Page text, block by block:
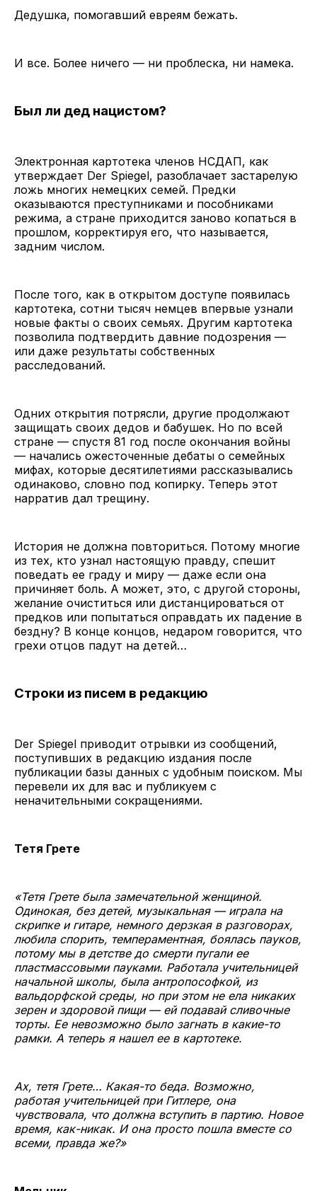
Дедушка, помогавший евреям бежать.
И все. Более ничего — ни проблеска, ни намека.
Был ли дед нацистом?
Электронная картотека членов НСДАП, как
утверждает Der Spiegel, разоблачает застарелую
ложь многих немецких семей. Предки
оказываются преступниками и пособниками
режима, а стране приходится заново копаться в
прошлом, корректируя его, что называется,
задним числом.
После того, как в открытом доступе появилась
картотека, сотни тысяч немцев впервые узнали
новые факты о своих семьях. Другим картотека
позволила подтвердить давние подозрения —
или даже результаты собственных
расследований.
Одних открытия потрясли, другие продолжают
защищать своих дедов и бабушек. Но по всей
стране — спустя 81 год после окончания войны
— начались ожесточенные дебаты о семейных
мифах, которые десятилетиями рассказывались
одинаково, словно под копирку. Теперь этот
нарратив дал трещину.
История не должна повториться. Потому многие
из тех, кто узнал настоящую правду, спешит
поведать ее граду и миру — даже если она
причиняет боль. А может, это, с другой стороны,
желание очиститься или дистанцироваться от
предков или попытаться оправдать их падение в
бездну? В конце концов, недаром говорится, что
грехи отцов падут на детей…
Строки из писем в редакцию
Der Spiegel приводит отрывки из сообщений,
поступивших в редакцию издания после
публикации базы данных с удобным поиском. Мы
перевели их для вас и публикуем с
неначительными сокращениями.
Тетя Грете
«Тетя Грете была замечательной женщиной.
Одинокая, без детей, музыкальная — играла на
скрипке и гитаре, немного дерзкая в разговорах,
любила спорить, темпераментная, боялась пауков,
потому мы в детстве до смерти пугали ее
пластмассовыми пауками. Работала учительницей
начальной школы, была антропософкой, из
вальдорфской среды, но при этом не ела никаких
зерен и здоровой пищи — ей подавай сливочные
торты. Ее невозможно было загнать в какие-то
рамки. А теперь я нашел ее в картотеке.
Ах, тетя Грете… Какая-то беда. Возможно,
работая учительницей при Гитлере, она
чувствовала, что должна вступить в партию. Новое
время, как-никак. И она просто пошла вместе со
всеми, правда же?»